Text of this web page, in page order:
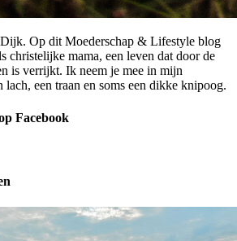
Op dit Moederschap & Lifestyle blog
christelijke mama, een leven dat door de
is verrijkt. Ik neem je mee in mijn
lach, een traan en soms een dikke knipoog.
Facebook